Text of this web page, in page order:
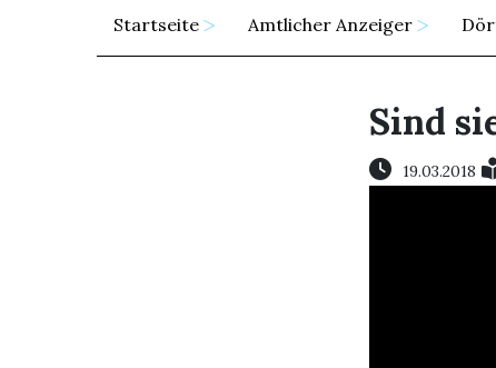
Startseite Amtlicher Anzeiger
Sind
19.03.2018